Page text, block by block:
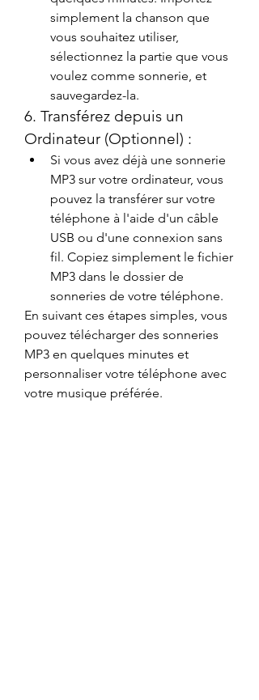
simplement la chanson que
vous souhaitez utiliser,
sélectionnez la partie que vous
voulez comme sonnerie, et
sauvegardez-la.
6. Transférez depuis un
Ordinateur (Optionnel) :
Si vous avez déjà une sonnerie
MP3 sur votre ordinateur, vous
pouvez la transférer sur votre
téléphone à l'aide d'un câble
USB ou d'une connexion sans
fil. Copiez simplement le fichier
MP3 dans le dossier de
sonneries de votre téléphone.
En suivant ces étapes simples, vous
pouvez télécharger des sonneries
MP3 en quelques minutes et
personnaliser votre téléphone avec
votre musique préférée.